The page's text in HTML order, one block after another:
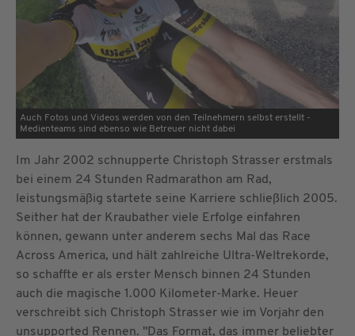
Auch Fotos und Videos werden von den Teilnehmern selbst erstellt -
Medienteams sind ebenso wie Betreuer nicht dabei
Im Jahr 2002 schnupperte Christoph Strasser erstmals
bei einem 24 Stunden Radmarathon am Rad,
leistungsmäßig startete seine Karriere schließlich 2005.
Seither hat der Kraubather viele Erfolge einfahren
können, gewann unter anderem sechs Mal das Race
Across America, und hält zahlreiche Ultra-Weltrekorde,
so schaffte er als erster Mensch binnen 24 Stunden
auch die magische 1.000 Kilometer-Marke. Heuer
verschreibt sich Christoph Strasser wie im Vorjahr den
unsupported Rennen. "Das Format, das immer beliebter